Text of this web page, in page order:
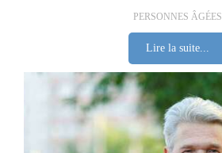
PERSONNES ÂGÉES
Lire la suite...